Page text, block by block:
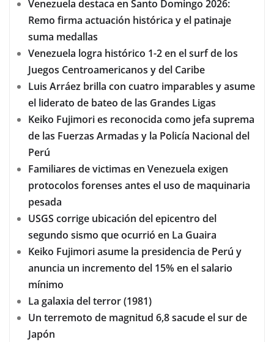
Venezuela destaca en Santo Domingo 2026:
Remo firma actuación histórica y el patinaje
suma medallas
Venezuela logra histórico 1-2 en el surf de los
Juegos Centroamericanos y del Caribe
Luis Arráez brilla con cuatro imparables y asume
el liderato de bateo de las Grandes Ligas
Keiko Fujimori es reconocida como jefa suprema
de las Fuerzas Armadas y la Policía Nacional del
Perú
Familiares de victimas en Venezuela exigen
protocolos forenses antes el uso de maquinaria
pesada
USGS corrige ubicación del epicentro del
segundo sismo que ocurrió en La Guaira
Keiko Fujimori asume la presidencia de Perú y
anuncia un incremento del 15% en el salario
mínimo
La galaxia del terror (1981)
Un terremoto de magnitud 6,8 sacude el sur de
Japón